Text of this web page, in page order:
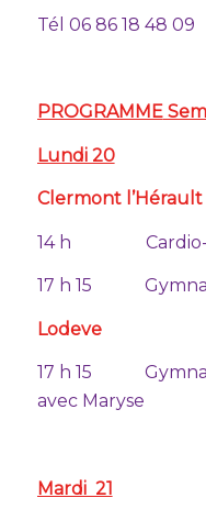
Tél 06 86 18 48 09
PROGRAMME
Lundi 20
Clermont
14 h Cardio-
17 h 15
Lodeve
17 h 15
avec Maryse
Mardi 21